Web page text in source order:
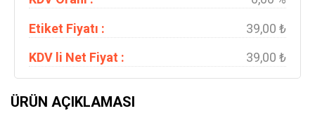
Etiket Fiyatı :
39,00 ₺
KDV li Net Fiyat :
39,00 ₺
ÜRÜN AÇIKLAMASI